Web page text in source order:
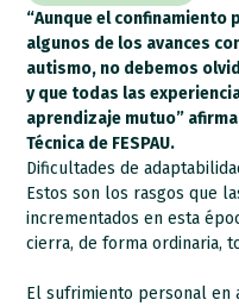
“Aunque el confinamiento
algunos de los avances
autismo, no debemos
y que todas las
aprendizaje mutuo”
Técnica de FESPAU.
Dificultades de
Estos son los rasgos que
incrementados en esta
cierra, de forma ordinaria,
El sufrimiento personal en